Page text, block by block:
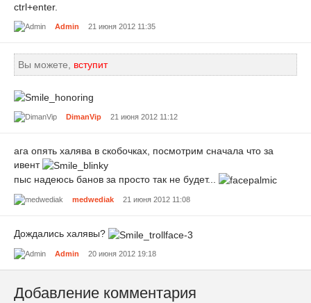
ctrl+enter.
Admin 21 июня 2012 11:35
Вы можете, вступит
DimanVip 21 июня 2012 11:12
ага опять халява в скобочках, посмотрим сначала что за
ивент
пыс надеюсь банов за просто так не будет...
medwediak 21 июня 2012 11:08
Дождались халявы?
Admin 20 июня 2012 19:18
Добавление комментария